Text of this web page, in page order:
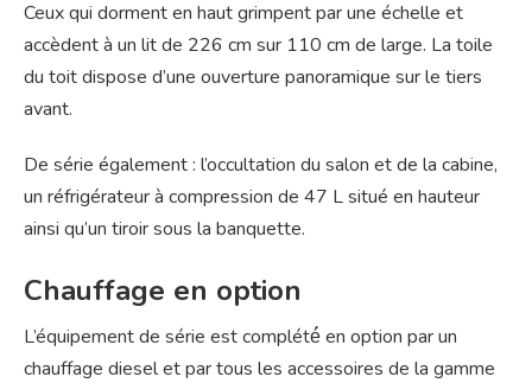
Ceux qui dorment en haut grimpent par une échelle et
accèdent à un lit de 226 cm sur 110 cm de large. La toile
du toit dispose d’une ouverture panoramique sur le tiers
avant.
De série également : l’occultation du salon et de la cabine,
un réfrigérateur à compression de 47 L situé en hauteur
ainsi qu’un tiroir sous la banquette.
Chauffage en option
L’équipement de série est complété́ en option par un
chauffage diesel et par tous les accessoires de la gamme